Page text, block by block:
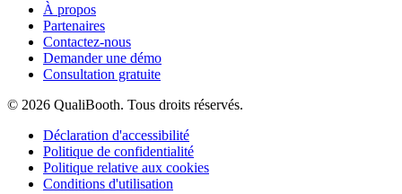
À propos
Partenaires
Contactez-nous
Demander une démo
Consultation gratuite
© 2026 QualiBooth. Tous droits réservés.
Déclaration d'accessibilité
Politique de confidentialité
Politique relative aux cookies
Conditions d'utilisation